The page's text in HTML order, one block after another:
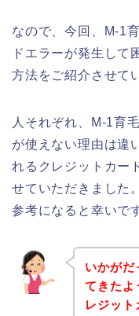
なので、今回、M-1
ドエラーが発生して
方法をご紹介させて
人それぞれ、M-1育
が使えない理由は違
れるクレジットカー
せていただきました
参考になると幸いで
いかがだ
てきたよ
レジッ